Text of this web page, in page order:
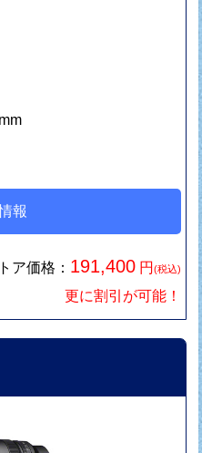
報
ア価格： 191,400 円(税込)
更に割引が可能！